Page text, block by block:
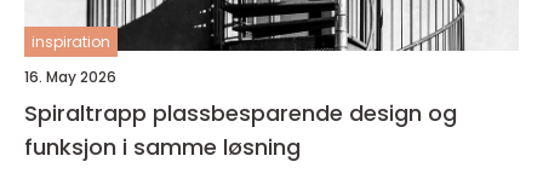
inspiration
16. May 2026
Spiraltrapp plassbesparende design og
funksjon i samme løsning